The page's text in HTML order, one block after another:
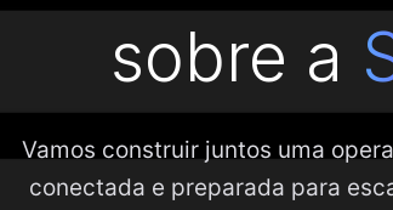
sobre a
Vamos construir juntos uma
conectada e preparada para